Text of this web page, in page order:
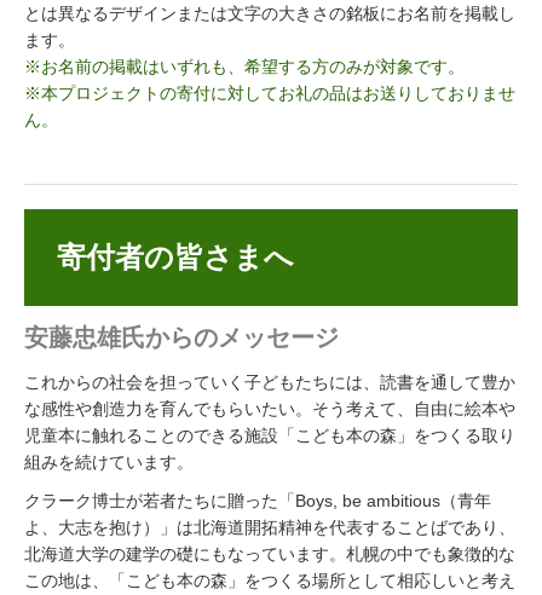
とは異なるデザインまたは文字の大きさの銘板にお名前を掲載し
ます。
※お名前の掲載はいずれも、希望する方のみが対象です。
※本プロジェクトの寄付に対してお礼の品はお送りしておりませ
ん。
寄付者の皆さまへ
安藤忠雄氏からのメッセージ
これからの社会を担っていく子どもたちには、読書を通して豊か
な感性や創造力を育んでもらいたい。そう考えて、自由に絵本や
児童本に触れることのできる施設「こども本の森」をつくる取り
組みを続けています。
クラーク博士が若者たちに贈った「Boys, be ambitious（青年
よ、大志を抱け）」は北海道開拓精神を代表することばであり、
北海道大学の建学の礎にもなっています。札幌の中でも象徴的な
この地は、「こども本の森」をつくる場所として相応しいと考え